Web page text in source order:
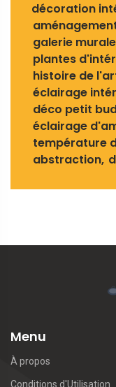
décoration
galerie murale
plantes
histoire de
éclairage
déco petit
éclairage
température
abstraction
Menu
À propos
Conditions d'Utilisation